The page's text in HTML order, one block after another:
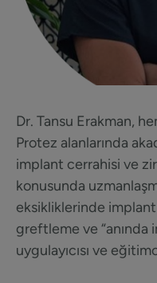
Dr. Tansu Erakman,
Protez alanlarında
implant cerrahisi ve
konusunda
eksikliklerinde
greftleme ve “anında
uygulayıcısı ve